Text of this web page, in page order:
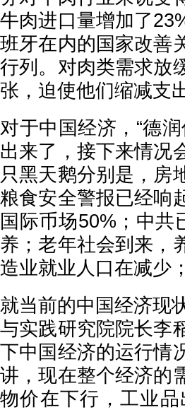
牛肉进口量增加了
班牙在内的国家改善
行列。对肉类需求放
张，迫使他们缩减支
对于中国经济，“德
出来了，接下来情况
只黑天鹅分别是，房
粮食安全警报已经响
国际币场50%；中
养；老年社会到来，
造业就业人口在减少
就当前的中国经济现
与实践研究院院长李
下中国经济的运行情
讲，现在整个经济的
物价在下行，工业